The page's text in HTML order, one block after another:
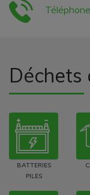
Déchets
BATTERIES
PILES